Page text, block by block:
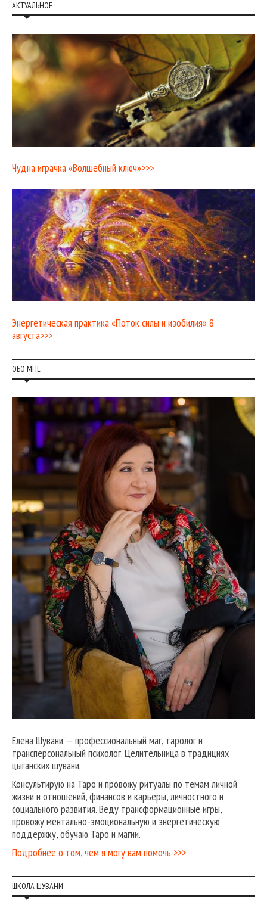
АКТУАЛЬНОЕ
Чудна играчка «Волшебный ключ»>>>
Энергетическая практика «Поток силы и изобилия» 8
августа>>>
ОБО МНЕ
Елена Шувани — профессиональный маг, таролог и
трансперсональный психолог. Целительница в традициях
цыганских шувани.
Консультирую на Таро и провожу ритуалы по темам личной
жизни и отношений, финансов и карьеры, личностного и
социального развития. Веду трансформационные игры,
провожу ментально-эмоциональную и энергетическую
поддержку, обучаю Таро и магии.
Подробнее о том, чем я могу вам помочь >>>
ШКОЛА ШУВАНИ